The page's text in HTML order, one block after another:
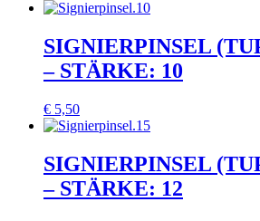
SIGNIERPINSEL
– STÄRKE: 10
€ 5,50
SIGNIERPINSEL
– STÄRKE: 12